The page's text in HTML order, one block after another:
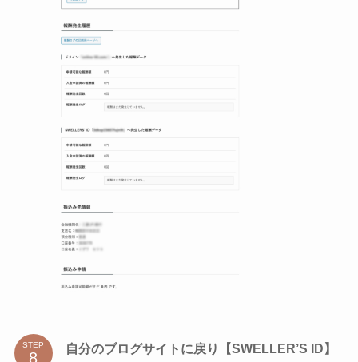
STEP 自分のブログサイトに戻り【SWELLER’S ID】